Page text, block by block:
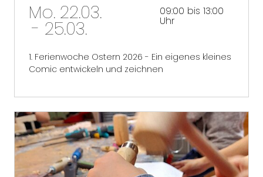
Mo. 22.03.
- 25.03.
09:00 bis 13:00
Uhr
1. Ferienwoche Ostern 2026 - Ein eigenes kleines
Comic entwickeln und zeichnen